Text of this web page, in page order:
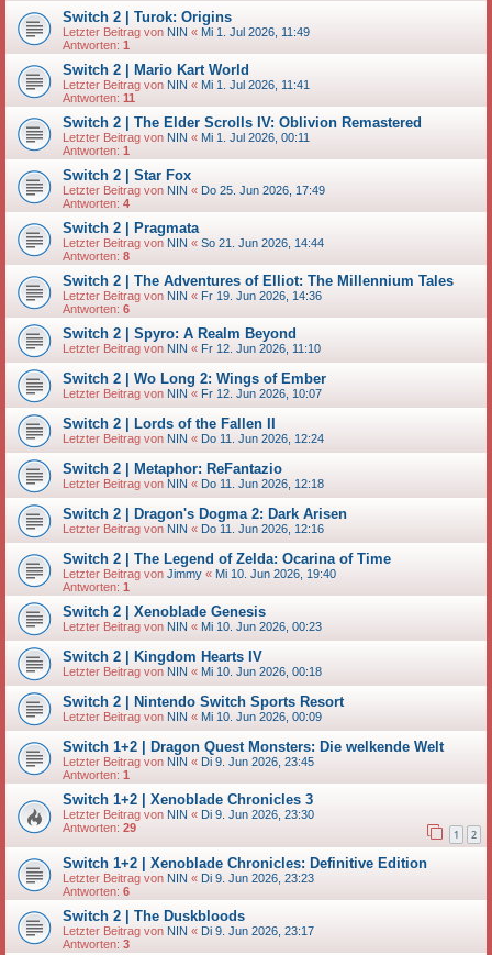
Switch 2 | Turok: Origins
Letzter Beitrag von NIN « Mi 1. Jul 2026, 11:49
Antworten: 1
Switch 2 | Mario Kart World
Letzter Beitrag von NIN « Mi 1. Jul 2026, 11:41
Antworten: 11
Switch 2 | The Elder Scrolls IV: Oblivion Remastered
Letzter Beitrag von NIN « Mi 1. Jul 2026, 00:11
Antworten: 1
Switch 2 | Star Fox
Letzter Beitrag von NIN « Do 25. Jun 2026, 17:49
Antworten: 4
Switch 2 | Pragmata
Letzter Beitrag von NIN « So 21. Jun 2026, 14:44
Antworten: 8
Switch 2 | The Adventures of Elliot: The Millennium Tales
Letzter Beitrag von NIN « Fr 19. Jun 2026, 14:36
Antworten: 6
Switch 2 | Spyro: A Realm Beyond
Letzter Beitrag von NIN « Fr 12. Jun 2026, 11:10
Switch 2 | Wo Long 2: Wings of Ember
Letzter Beitrag von NIN « Fr 12. Jun 2026, 10:07
Switch 2 | Lords of the Fallen II
Letzter Beitrag von NIN « Do 11. Jun 2026, 12:24
Switch 2 | Metaphor: ReFantazio
Letzter Beitrag von NIN « Do 11. Jun 2026, 12:18
Switch 2 | Dragon's Dogma 2: Dark Arisen
Letzter Beitrag von NIN « Do 11. Jun 2026, 12:16
Switch 2 | The Legend of Zelda: Ocarina of Time
Letzter Beitrag von Jimmy « Mi 10. Jun 2026, 19:40
Antworten: 1
Switch 2 | Xenoblade Genesis
Letzter Beitrag von NIN « Mi 10. Jun 2026, 00:23
Switch 2 | Kingdom Hearts IV
Letzter Beitrag von NIN « Mi 10. Jun 2026, 00:18
Switch 2 | Nintendo Switch Sports Resort
Letzter Beitrag von NIN « Mi 10. Jun 2026, 00:09
Switch 1+2 | Dragon Quest Monsters: Die welkende Welt
Letzter Beitrag von NIN « Di 9. Jun 2026, 23:45
Antworten: 1
Switch 1+2 | Xenoblade Chronicles 3
Letzter Beitrag von NIN « Di 9. Jun 2026, 23:30
Antworten: 29 1 2
Switch 1+2 | Xenoblade Chronicles: Definitive Edition
Letzter Beitrag von NIN « Di 9. Jun 2026, 23:23
Antworten: 6
Switch 2 | The Duskbloods
Letzter Beitrag von NIN « Di 9. Jun 2026, 23:17
Antworten: 3